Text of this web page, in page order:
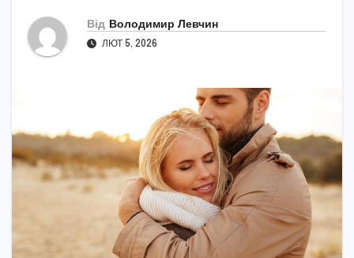
Від Володимир Левчин
ЛЮТ 5, 2026